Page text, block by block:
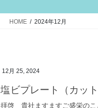
HOME 2024年12月
12月 25, 2024
塩ビプレート（カッ
拝啓 貴社ますますご盛栄のこ